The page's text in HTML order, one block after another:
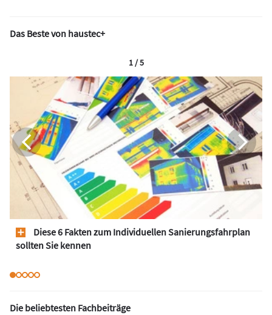
Das Beste von haustec+
Diese 6 Fakten zum Individuellen Sanierungsfahrplan
sollten Sie kennen
1 / 5
Die beliebtesten Fachbeiträge